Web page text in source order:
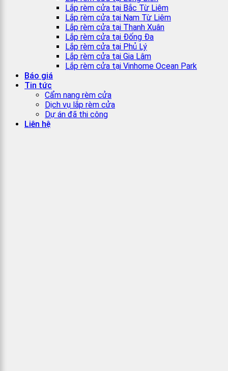
Lắp rèm cửa tại Bắc Từ Liêm
Lắp rèm cửa tại Nam Từ Liêm
Lắp rèm cửa tại Thanh Xuân
Lắp rèm cửa tại Đống Đa
Lắp rèm cửa tại Phủ Lý
Lắp rèm cửa tại Gia Lâm
Lắp rèm cửa tại Vinhome Ocean Park
Báo giá
Tin tức
Cẩm nang rèm cửa
Dịch vụ lắp rèm cửa
Dự án đã thi công
Liên hệ